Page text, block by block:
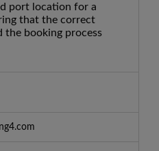
port location for a
that the correct
the booking process